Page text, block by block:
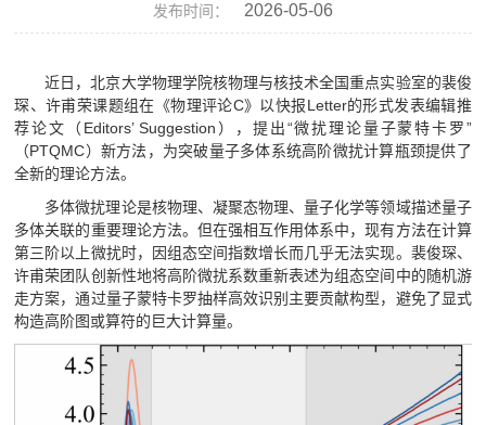
发布时间： 2026-05-06
近日，北京大学物理学院核物理与核技术全国重点实验室的裴俊
琛、许甫荣课题组在《物理评论C》以快报Letter的形式发表编辑推
荐论文（Editors’ Suggestion），提出“微扰理论量子蒙特卡罗”
（PTQMC）新方法，为突破量子多体系统高阶微扰计算瓶颈提供了
全新的理论方法。
多体微扰理论是核物理、凝聚态物理、量子化学等领域描述量子
多体关联的重要理论方法。但在强相互作用体系中，现有方法在计算
第三阶以上微扰时，因组态空间指数增长而几乎无法实现。裴俊琛、
许甫荣团队创新性地将高阶微扰系数重新表述为组态空间中的随机游
走方案，通过量子蒙特卡罗抽样高效识别主要贡献构型，避免了显式
构造高阶图或算符的巨大计算量。